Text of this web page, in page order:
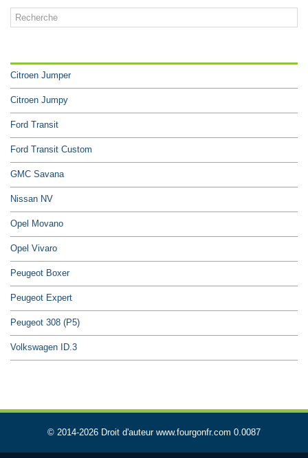
Citroen Jumper
Citroen Jumpy
Ford Transit
Ford Transit Custom
GMC Savana
Nissan NV
Opel Movano
Opel Vivaro
Peugeot Boxer
Peugeot Expert
Peugeot 308 (P5)
Volkswagen ID.3
© 2014-2026 Droit d'auteur www.fourgonfr.com 0.0087